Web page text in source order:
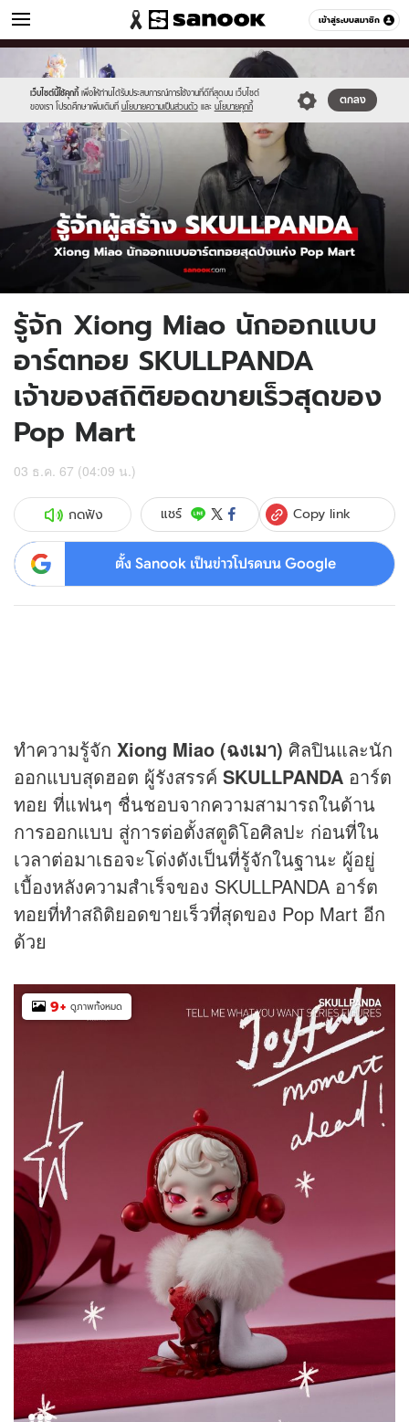
เข้าสู่ระบบสมาชิก
ผู้หญิง หมวดอื่นๆ
เว็บไซต์นี้ใช้คุกกี้ เพื่อให้ท่านได้รับประสบการณ์การใช้งานที่ดีที่สุดบน เว็บไซต์
ของเรา โปรดศึกษาเพิ่มเติมที่ นโยบายความเป็นส่วนตัว และ นโยบายคุกกี้
ตกลง
Sanook
//s.isanook.com/sr/0/images/logo-
new-
sanook.png
//s.isanook.com/wo/0/ud/51/255241/new-
thumbnail1200x720(15).jpg
รู้จัก Xiong Miao นักออกแบบ
อาร์ตทอย SKULLPANDA
เจ้าของสถิติยอดขายเร็วสุดของ
Pop Mart
03 ธ.ค. 67 (04:09 น.)
กดฟัง แชร์ Copy link
ตั้ง Sanook เป็นข่าวโปรดบน Google
ทำความรู้จัก Xiong Miao (ฉงเมา) ศิลปินและนัก
ออกแบบสุดฮอต ผู้รังสรรค์ SKULLPANDA อาร์ต
ทอย ที่แฟนๆ ชื่นชอบจากความสามารถในด้าน
การออกแบบ สู่การต่อตั้งสตูดิโอศิลปะ ก่อนที่ใน
เวลาต่อมาเธอจะโด่งดังเป็นที่รู้จักในฐานะ ผู้อยู่
เบื้องหลังความสำเร็จของ SKULLPANDA อาร์ต
ทอยที่ทำสถิติยอดขายเร็วที่สุดของ Pop Mart อีก
ด้วย
9+ ดูภาพทั้งหมด